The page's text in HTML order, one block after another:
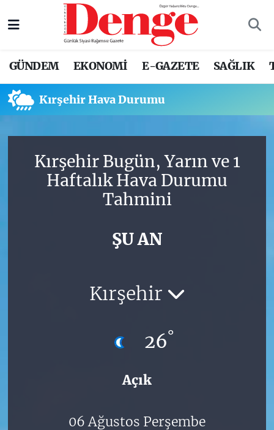
GÜNDEM EKONOMİ E-GAZETE SAĞLIK
Kırşehir Hava Durumu
Kırşehir Bugün, Yarın ve 1
Haftalık Hava Durumu
Tahmini
ŞU AN
Kırşehir
26°
Açık
06 Ağustos Perşembe
Nöbetçi Eczaneler
Trafik Durumu
Süper Lig Puan Durumu ve Fikstür
Tüm Manşetler
Son Dakika Haberleri